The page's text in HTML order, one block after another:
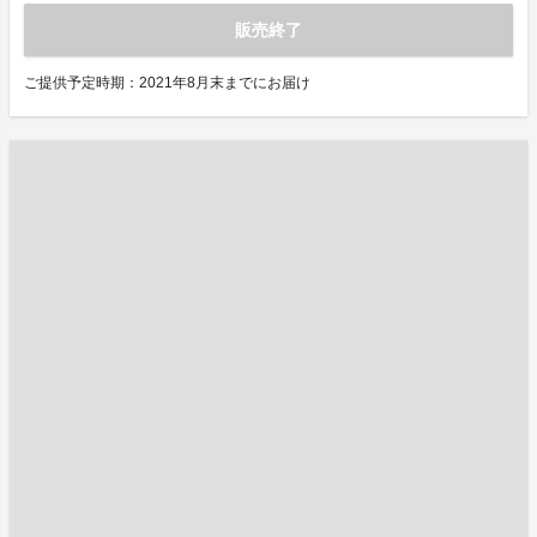
販売終了
ご提供予定時期：2021年8月末までにお届け